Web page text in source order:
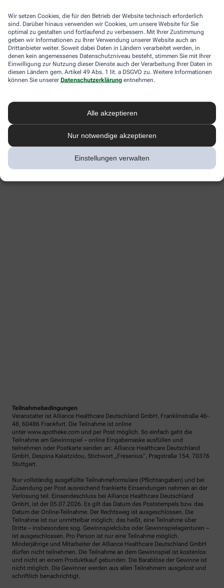
Wir setzen Cookies, die für den Betrieb der Website technisch erforderlich
sind. Darüber hinaus verwenden wir Cookies, um unsere Website für Sie
optimal zu gestalten und fortlaufend zu verbessern. Mit Ihrer Zustimmung
geben wir Informationen zu Ihrer Verwendung unserer Website auch an
Drittanbieter weiter. Soweit dabei Daten in Ländern verarbeitet werden, in
denen kein angemessenes Datenschutzniveau besteht, stimmen Sie mit Ihrer
Einwilligung zur Nutzung dieser Dienste auch der Verarbeitung Ihrer Daten in
diesen Ländern gem. Artikel 49 Abs. 1 lit. a DSGVO zu. Weitere Informationen
können Sie unserer Datenschutzerklärung entnehmen.
Alle akzeptieren
Nur notwendige akzeptieren
Einstellungen verwalten
Teilnahmebedingungen
Veranstalter ist Alliance Healthcare Deutschland GmbH, Franklinstraße 46-
48, 60486 Frankfurt. Die Teilnahme ist online
unter www.apotheke.com und per Post möglich. So einfach geht die
Teilnahme am Gewinnspiel – online Eingabemaske ausfüllen und
teilnehmen oder Postkarte senden an: Alliance Healthcare Deutschland
GmbH, Despina Kalaitzidou, Stichwort „Fresenius“, Pragstraße 154, 70376
Stuttgart.
Nur vollständig ausgefüllte Teilnahmeformulare (Pflichtangaben) und bei
Zusendung per Post ausreichend frankierte Einsendungen nehmen an der
Verlosung teil. Einsendeschluss bei Alliance Healthcare Deutschland
GmbH, ist der 05.07.2026. Es gilt das Datum des Poststempels bzw. das
Datum der Online-Teilnahme. Der Rechtsweg ist ausgeschlossen. Die
Teilnahme ist nur unmittelbar möglich; das heißt, eine Teilnahme über
Dritte – insbesondere sog. Gewinnspielclubs oder Gewinnspielagenturen –
ist ausgeschlossen. Pro Person ist nur eine Teilnahme möglich.
Minderjährige und Mitarbeiter der Alliance Healthcare Deutschland GmbH
dürfen nicht teilnehmen. Die Teilnahme an dem Gewinnspiel ist kostenlos
und nicht an einem Produktkauf gebunden. Die Barablöse der Gewinne ist
nicht möglich. Die Gewinner werden aus allen Teilnehmern ausgelost und
schriftlich benachrichtigt.